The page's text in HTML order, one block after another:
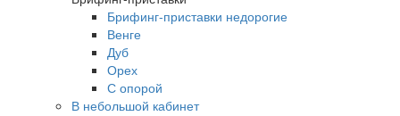
Брифинг-приставки недорогие
Венге
Дуб
Орех
С опорой
В небольшой кабинет